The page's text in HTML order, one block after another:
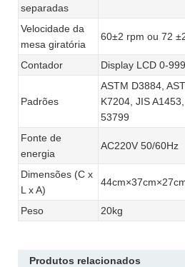
separadas
Velocidade da
mesa giratória
60±2 rpm ou 72
Contador Display LCD 0-
Padrões
ASTM D3884,
K7204, JIS
53799
Fonte de
energia
AC220V 50/60Hz
Dimensões (C x
L x A)
Peso 20kg
Produtos relacionados